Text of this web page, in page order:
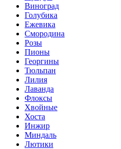
Виноград
Голубика
Ежевика
Смородина
Розы
Пионы
Георгины
Тюльпан
Лилия
Лаванда
Флоксы
Хвойные
Хоста
Инжир
Миндаль
Лютики